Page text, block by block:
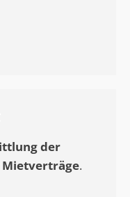
der
Mietverträge.